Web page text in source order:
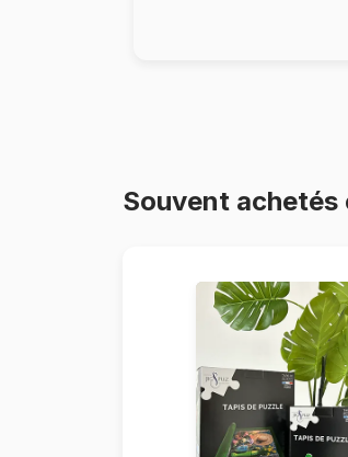
Souvent achetés